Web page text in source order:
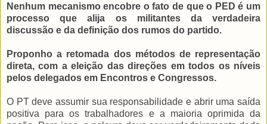
Nenhum mecanismo encobre o fato de que o PED é um
processo que alija os militantes da verdadeira
discussão e da definição dos rumos do partido.
Proponho a retomada dos métodos de representação
direta, com a eleição das direções em todos os níveis
pelos delegados em Encontros e Congressos.
O PT deve assumir sua responsabilidade e abrir uma saída
positiva para os trabalhadores e a maioria oprimida da